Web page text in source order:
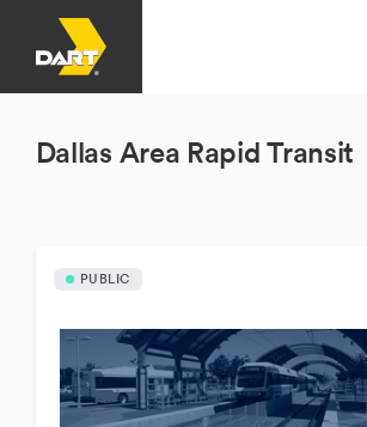
Dallas Area Rapid Transit
PUBLIC